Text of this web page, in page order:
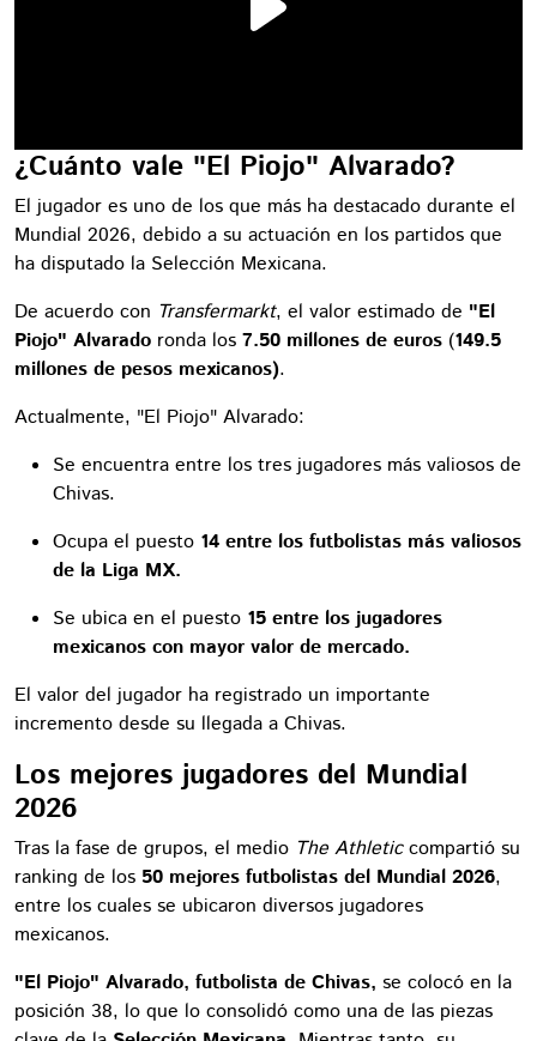
¿Cuánto vale "El Piojo" Alvarado?
El jugador es uno de los que más ha destacado durante el
Mundial 2026, debido a su actuación en los partidos que
ha disputado la Selección Mexicana.
De acuerdo con Transfermarkt, el valor estimado de "El
Piojo" Alvarado ronda los 7.50 millones de euros (149.5
millones de pesos mexicanos).
Actualmente, "El Piojo" Alvarado:
Se encuentra entre los tres jugadores más valiosos de
Chivas.
Ocupa el puesto 14 entre los futbolistas más valiosos
de la Liga MX.
Se ubica en el puesto 15 entre los jugadores
mexicanos con mayor valor de mercado.
El valor del jugador ha registrado un importante
incremento desde su llegada a Chivas.
Los mejores jugadores del Mundial
2026
Tras la fase de grupos, el medio The Athleticcompartió su
ranking de los 50 mejores futbolistas del Mundial 2026,
entre los cuales se ubicaron diversos jugadores
mexicanos.
"El Piojo" Alvarado, futbolista de Chivas, se colocó en la
posición 38, lo que lo consolidó como una de las piezas